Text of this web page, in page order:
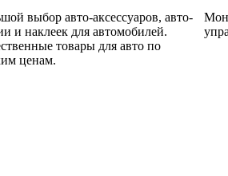
выбор авто-аксессуаров, авто-
и наклеек для автомобилей.
товары для авто по
ценам.